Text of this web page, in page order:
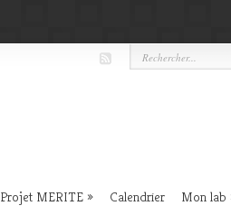
Projet MERITE Calendrier Mon lab